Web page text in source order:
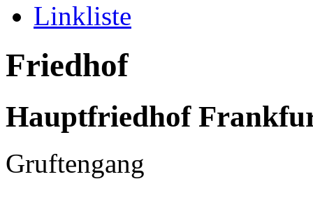
Linkliste
Friedhof
Hauptfriedhof
Gruftengang